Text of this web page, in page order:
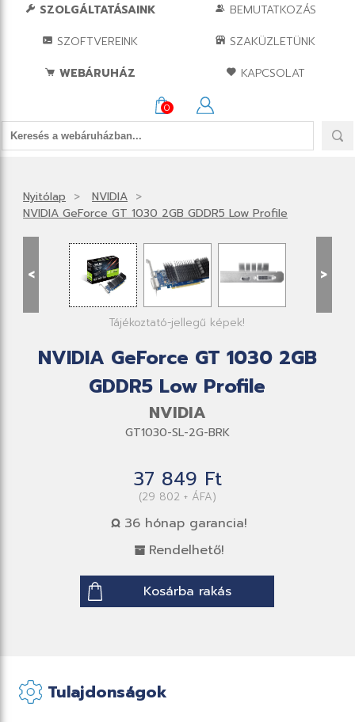
SZOLGÁLTATÁSAINK
BEMUTATKOZÁS
SZOFTVEREINK
SZAKÜZLETÜNK
WEBÁRUHÁZ
KAPCSOLAT
0
Nyitólap
NVIDIA
NVIDIA GeForce GT 1030 2GB GDDR5 Low Profile
< >
Tájékoztató-jellegű képek!
NVIDIA GeForce GT 1030 2GB
GDDR5 Low Profile
NVIDIA
GT1030-SL-2G-BRK
37 849 Ft
(29 802 + ÁFA)
36 hónap garancia!
Rendelhető!
Kosárba rakás
Tulajdonságok